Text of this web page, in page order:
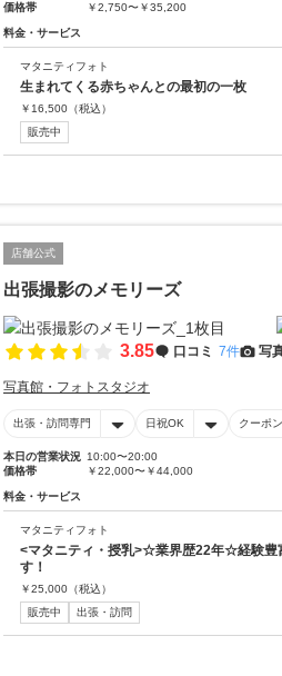
価格帯
￥2,750〜￥35,200
料金・サービス
マタニティフォト
生まれてくる赤ちゃんとの最初の一枚
￥ 16,500 （税込）
販売中
店舗公式
出張撮影のメモリーズ
3.85 口コミ 7件 写
写真館・フォトスタジオ
出張・訪問専門 日祝OK クーポ
本日の営業状況 10:00〜20:00
価格帯
￥22,000〜￥44,000
料金・サービス
マタニティフォト
<マタニティ・授乳>☆業界歴22年☆経験豊
す！
￥25,000 （税込）
販売中
出張・訪問